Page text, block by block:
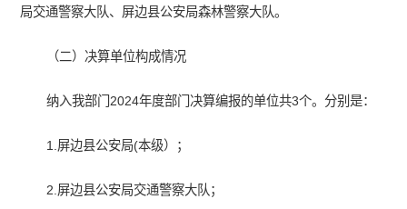
局交通警察大队、屏边县公安局森林警察大队。
（二）决算单位构成情况
纳入我部门2024年度部门决算编报的单位共3个。分别是：
1.屏边县公安局(本级）；
2.屏边县公安局交通警察大队；